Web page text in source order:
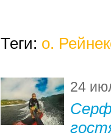
Теги: о.
24
Серф